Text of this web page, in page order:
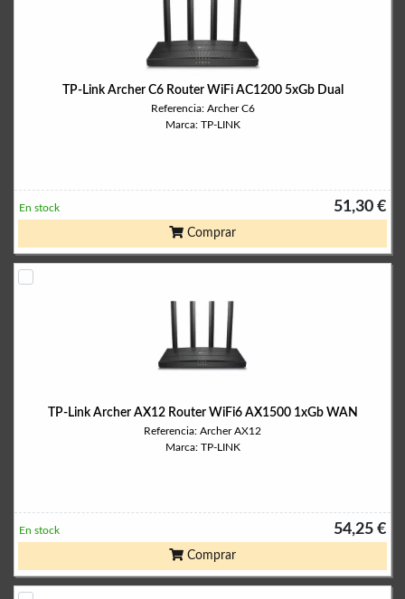
TP-Link Archer C6 Router WiFi AC1200 5xGb Dual
Referencia: Archer C6
Marca: TP-LINK
51,30 €
En stock
Comprar
TP-Link Archer AX12 Router WiFi6 AX1500 1xGb WAN
Referencia: Archer AX12
Marca: TP-LINK
54,25 €
En stock
Comprar